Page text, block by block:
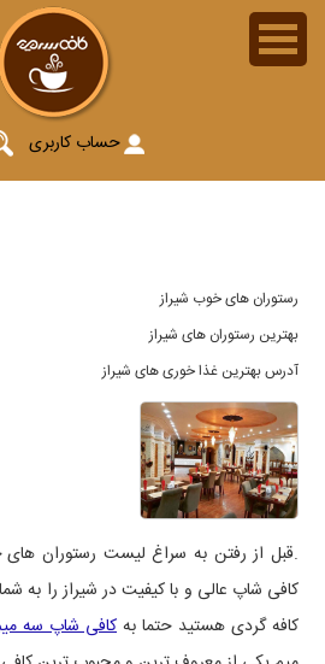
حساب کاربری
رستوران های خوب
رستوران های خوب شیراز
بهترین رستوران های شیراز
آدرس بهترین غذا خوری های شیراز
.قبل از رفتن به سراغ لیست رستوران
کافی شاپ عالی و با کیفیت در شیراز را به
کافه گردی هستید حتما به کافی شاپ سه